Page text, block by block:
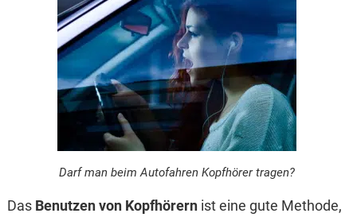
Darf man beim Autofahren Kopfhörer tragen?
Das Benutzen von Kopfhörernist eine gute Methode,